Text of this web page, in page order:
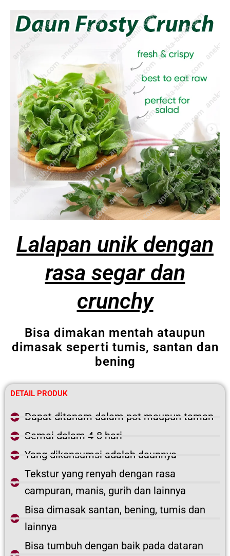
Lalapan unik dengan
rasa segar dan
crunchy
Bisa dimakan mentah ataupun
dimasak seperti tumis, santan dan
bening
DETAIL PRODUK
Dapat ditanam dalam pot maupun taman
Semai dalam 4-8 hari
Yang dikonsumsi adalah daunnya
Tekstur yang renyah dengan rasa
campuran, manis, gurih dan lainnya
Bisa dimasak santan, bening, tumis dan
lainnya
Bisa tumbuh dengan baik pada dataran